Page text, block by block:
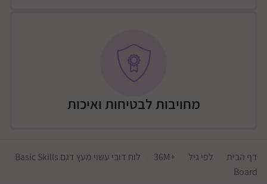
מחויבות לבטיחות ואיכות
דף הבית לפי גיל +36M
לוח דובי עשוי מעץ דגם Basic Skills
Board